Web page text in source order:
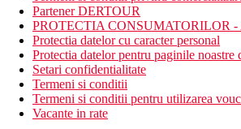
Partener DERTOUR
PROTECTIA CONSUMATORILOR -
Protectia datelor cu caracter personal
Protectia datelor pentru paginile noastre
Setari confidentialitate
Termeni si conditii
Termeni si conditii pentru utilizarea
Vacante in rate